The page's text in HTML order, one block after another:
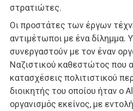
στρατιώτες.
Οι προστάτες των έργων
αντιμέτωποι με ένα δίλημμα.
συνεργαστούν με τον έναν
Ναζιστικού καθεστώτος που
κατασχέσεις πολιτιστικού
διοικητής του οποίου ήταν ο
οργανισμός εκείνος, με